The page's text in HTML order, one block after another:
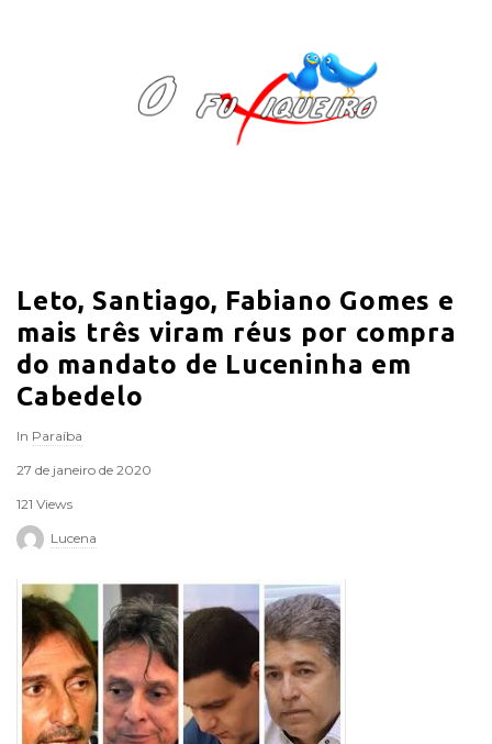
F
q
u
e
i
o
Leto, Santiago, Fabiano Gomes e
mais três viram réus por compra
do mandato de Luceninha em
Cabedelo
In Paraíba
27 de janeiro de 2020
121 Views
Lucena